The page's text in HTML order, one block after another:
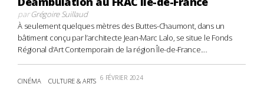
parGrégoire Suillaud
À seulement quelques mètres des Buttes-Chaumont, dans un
bâtiment conçu par l’architecte Jean-Marc Lalo, se situe le Fonds
Régional d’Art Contemporain de la région Île-de-France....
CINÉMA CULTURE & ARTS 6 FÉVRIER 2024